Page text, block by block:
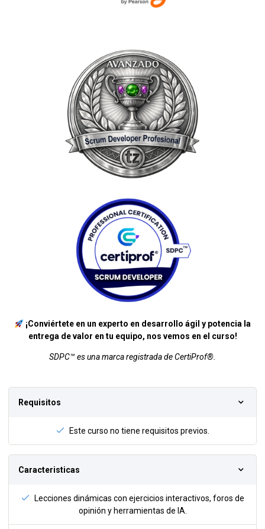
¡Conviértete en un experto en desarrollo ágil y potencia la
entrega de valor en tu equipo, nos vemos en el curso!
SDPC™ es una marca registrada de CertiProf®.
Requisitos
Este curso no tiene requisitos previos.
Caracteristicas
Lecciones dinámicas con ejercicios interactivos, foros de
opinión y herramientas de IA.